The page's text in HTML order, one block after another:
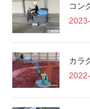
コン
カラ